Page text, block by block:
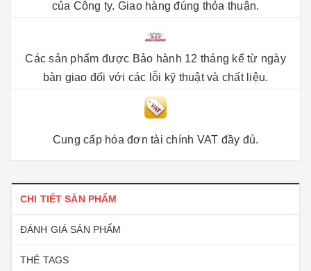
của Công ty. Giao hàng đúng thỏa thuận.
Các sản phẩm được Bảo hành 12 tháng kể từ ngày
bàn giao đối với các lỗi kỹ thuật và chất liệu.
Cung cấp hóa đơn tài chính VAT đầy đủ.
CHI TIẾT SẢN PHẨM
ĐÁNH GIÁ SẢN PHẨM
THẺ TAGS